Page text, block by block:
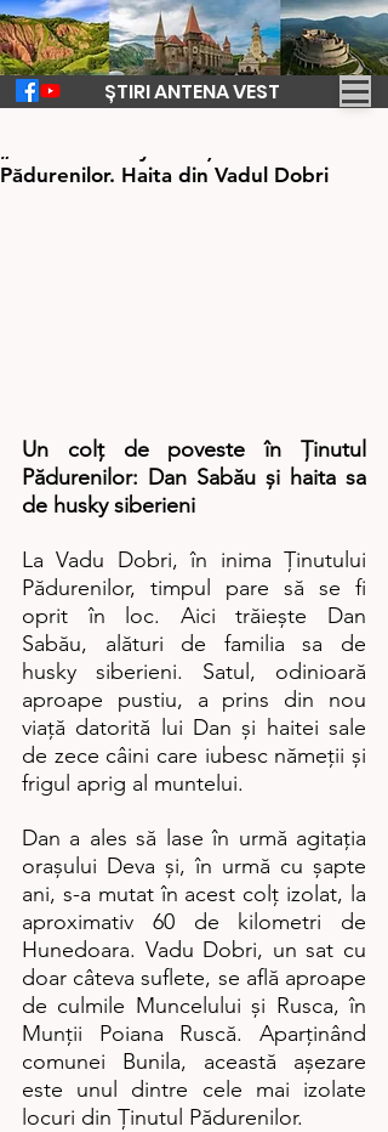
ȘTIRI ANTENA VEST
Pădurenilor. Haita din Vadul Dobri
Un colț de poveste în Ținutul
Pădurenilor: Dan Sabău și haita sa
de husky siberieni
La Vadu Dobri, în inima Ținutului
Pădurenilor, timpul pare să se fi
oprit în loc. Aici trăiește Dan
Sabău, alături de familia sa de
husky siberieni. Satul, odinioară
aproape pustiu, a prins din nou
viață datorită lui Dan și haitei sale
de zece câini care iubesc nămeții și
frigul aprig al muntelui.
Dan a ales să lase în urmă agitația
orașului Deva și, în urmă cu șapte
ani, s-a mutat în acest colț izolat, la
aproximativ 60 de kilometri de
Hunedoara. Vadu Dobri, un sat cu
doar câteva suflete, se află aproape
de culmile Muncelului și Rusca, în
Munții Poiana Ruscă. Aparținând
comunei Bunila, această așezare
este unul dintre cele mai izolate
locuri din Ținutul Pădurenilor.